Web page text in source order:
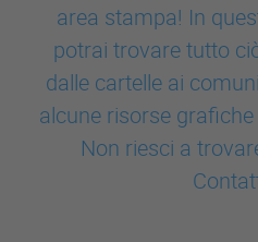
area stampa! In
potrai trovare tutto
dalle cartelle ai
alcune risorse
Non riesci a